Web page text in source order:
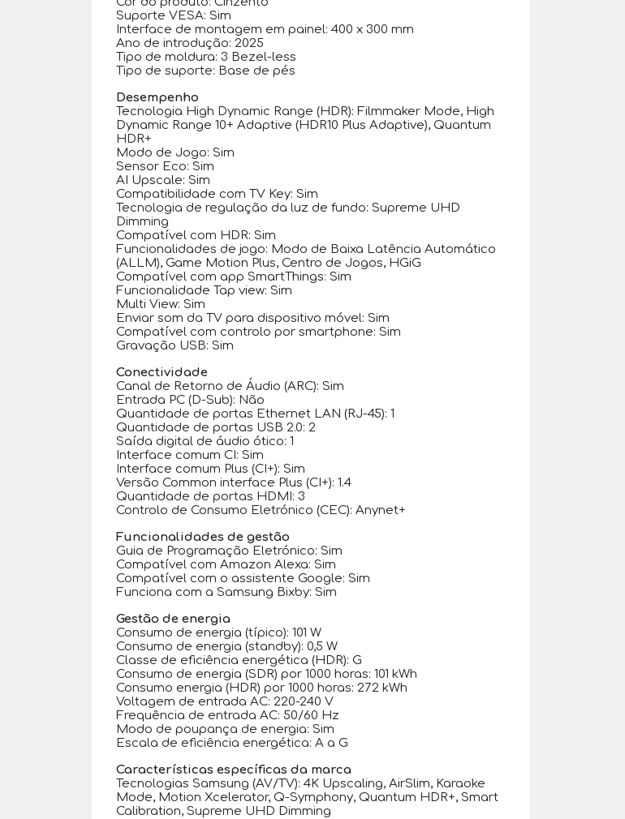
Suporte VESA: Sim
Interface de montagem em painel: 400 x 300 mm
Ano de introdução: 2025
Tipo de moldura: 3 Bezel-less
Tipo de suporte: Base de pés
Desempenho
Tecnologia High Dynamic Range (HDR): Filmmaker Mode, High
Dynamic Range 10+ Adaptive (HDR10 Plus Adaptive), Quantum
HDR+
Modo de Jogo: Sim
Sensor Eco: Sim
AI Upscale: Sim
Compatibilidade com TV Key: Sim
Tecnologia de regulação da luz de fundo: Supreme UHD
Dimming
Compatível com HDR: Sim
Funcionalidades de jogo: Modo de Baixa Latência Automático
(ALLM), Game Motion Plus, Centro de Jogos, HGiG
Compatível com app SmartThings: Sim
Funcionalidade Tap view: Sim
Multi View: Sim
Enviar som da TV para dispositivo móvel: Sim
Compatível com controlo por smartphone: Sim
Gravação USB: Sim
Conectividade
Canal de Retorno de Áudio (ARC): Sim
Entrada PC (D-Sub): Não
Quantidade de portas Ethernet LAN (RJ-45): 1
Quantidade de portas USB 2.0: 2
Saída digital de áudio ótico: 1
Interface comum CI: Sim
Interface comum Plus (CI+): Sim
Versão Common interface Plus (CI+): 1.4
Quantidade de portas HDMI: 3
Controlo de Consumo Eletrónico (CEC): Anynet+
Funcionalidades de gestão
Guia de Programação Eletrónico: Sim
Compatível com Amazon Alexa: Sim
Compatível com o assistente Google: Sim
Funciona com a Samsung Bixby: Sim
Gestão de energia
Consumo de energia (típico): 101 W
Consumo de energia (standby): 0,5 W
Classe de eficiência energética (HDR): G
Consumo de energia (SDR) por 1000 horas: 101 kWh
Consumo energia (HDR) por 1000 horas: 272 kWh
Voltagem de entrada AC: 220-240 V
Frequência de entrada AC: 50/60 Hz
Modo de poupança de energia: Sim
Escala de eficiência energética: A a G
Características específicas da marca
Tecnologias Samsung (AV/TV): 4K Upscaling, AirSlim, Karaoke
Mode, Motion Xcelerator, Q-Symphony, Quantum HDR+, Smart
Calibration, Supreme UHD Dimming